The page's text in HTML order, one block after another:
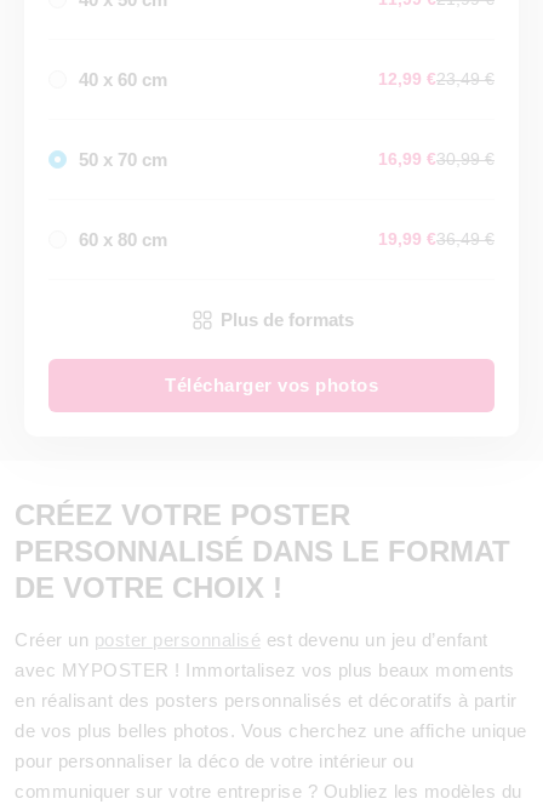
40 x 60 cm 12,99 €23,49 €
50 x 70 cm 16,99 €30,99 €
60 x 80 cm 19,99 €36,49 €
Plus de formats
Télécharger vos photos
CRÉEZ VOTRE POSTER
PERSONNALISÉ DANS LE FORMAT
DE VOTRE CHOIX !
Créer un poster personnalisé est devenu un jeu d’enfant
avec MYPOSTER ! Immortalisez vos plus beaux moments
en réalisant des posters personnalisés et décoratifs à partir
de vos plus belles photos. Vous cherchez une affiche unique
pour personnaliser la déco de votre intérieur ou
communiquer sur votre entreprise ? Oubliez les modèles du